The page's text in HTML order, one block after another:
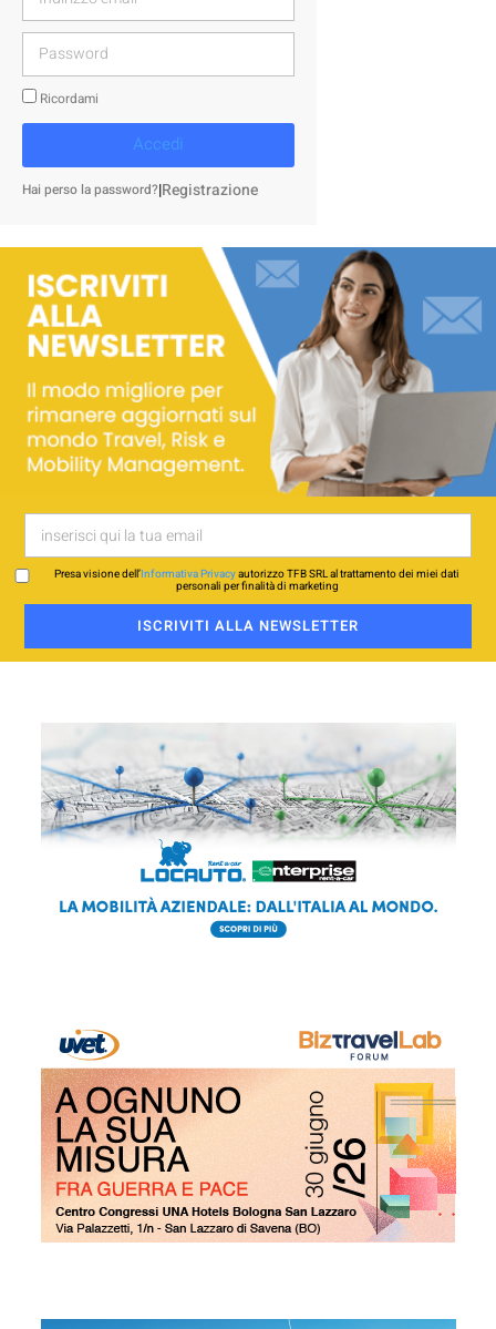
Ricordami
Accedi
Hai perso la password?|Registrazione
Presa visione dell’Informativa Privacyautorizzo TFB SRL al trattamento dei miei dati
personali per finalità di marketing
ISCRIVITI ALLA NEWSLETTER